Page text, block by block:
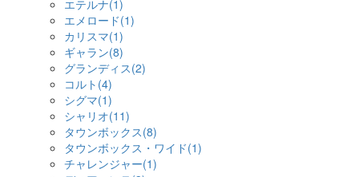
エテルナ(1)
エメロード(1)
カリスマ(1)
ギャラン(8)
グランディス(2)
コルト(4)
シグマ(1)
シャリオ(11)
タウンボックス(8)
タウンボックス・ワイド(1)
チャレンジャー(1)